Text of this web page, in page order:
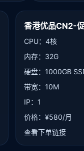
香港优品CN2-
CPU：4核
内存：32G
硬盘：1000GB
带宽：10M
IP：1
价格：¥580/月
查看下单链接